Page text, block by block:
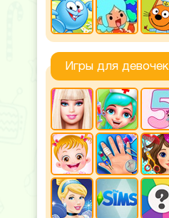
Игры для девочек